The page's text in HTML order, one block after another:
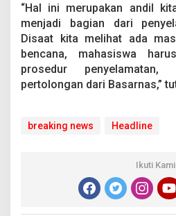
“Hal ini merupakan andil
menjadi bagian dari
Disaat kita melihat ada
bencana, mahasiswa
prosedur penyelamatan,
pertolongan dari Basarnas,”
breaking news Headline
Ikuti Kami